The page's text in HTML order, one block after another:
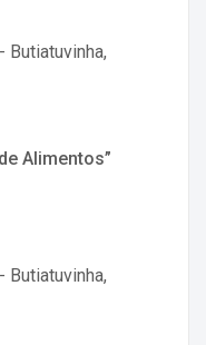
Butiatuvinha,
Alimentos”
Butiatuvinha,